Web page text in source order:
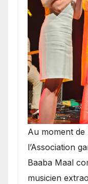
​Au moment
l’Association
Baaba Maal
musicien